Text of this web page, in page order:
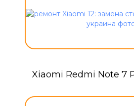
Xiaomi Redmi Note 7